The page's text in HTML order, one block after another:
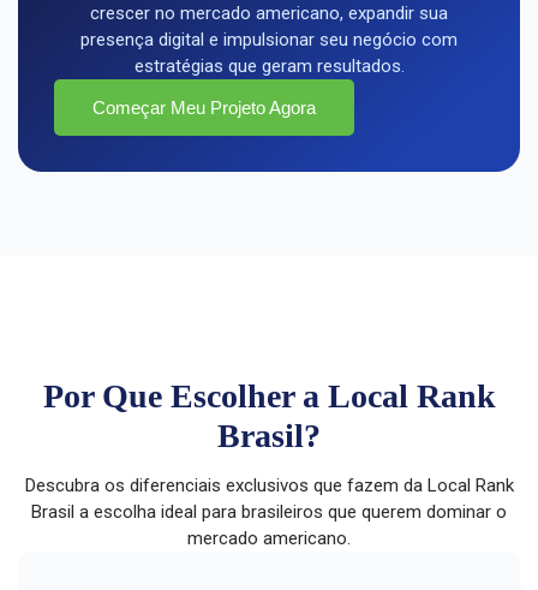
crescer no mercado americano, expandir sua
presença digital e impulsionar seu negócio com
estratégias que geram resultados.
Começar Meu Projeto Agora
Por Que Escolher a Local Rank
Brasil?
Descubra os diferenciais exclusivos que fazem da Local Rank
Brasil a escolha ideal para brasileiros que querem dominar o
mercado americano.